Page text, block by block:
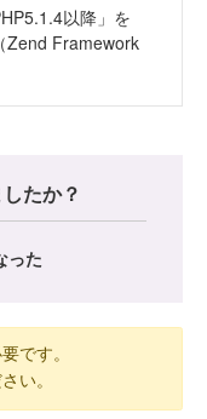
以降」を
Zend Framework
たか？
った
です。
い。